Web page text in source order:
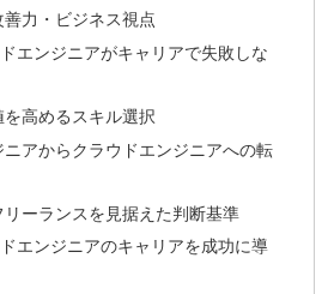
力・ビジネス視点
エンジニアがキャリアで失敗しな
高めるスキル選択
アからクラウドエンジニアへの転
ーランスを見据えた判断基準
エンジニアのキャリアを成功に導